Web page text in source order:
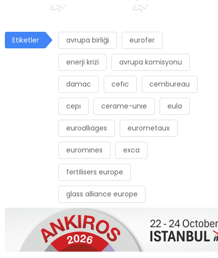
Etiketler avrupa birliği eurofer
enerji krizi avrupa komisyonu
damac cefıc cembureau
cepı cerame-unıe eula
euroallıages eurometaux
euromınes exca
fertilisers europe
glass alliance europe